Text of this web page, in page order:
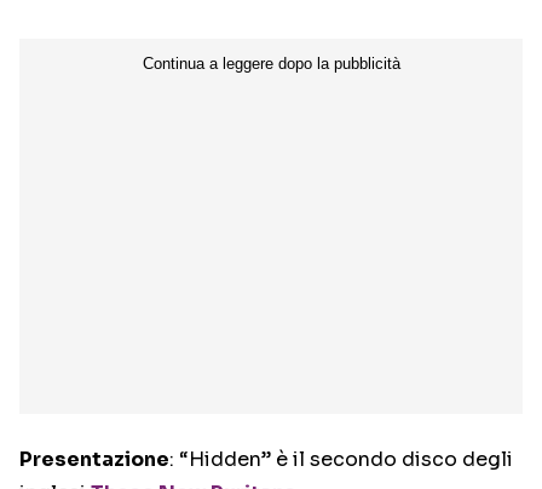
Presentazione: “Hidden” è il secondo disco degli